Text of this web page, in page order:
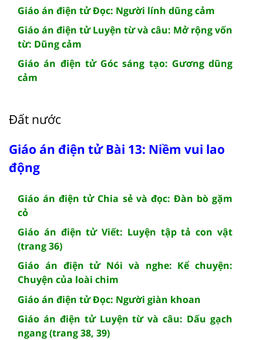
Giáo án điện tử Đọc: Người lính dũng cảm
Giáo án điện tử Luyện từ và câu: Mở rộng vốn
từ: Dũng cảm
Giáo án điện tử Góc sáng tạo: Gương dũng
cảm
Đất nước
Giáo án điện tử Bài 13: Niềm vui lao
động
Giáo án điện tử Chia sẻ và đọc: Đàn bò gặm
cỏ
Giáo án điện tử Viết: Luyện tập tả con vật
(trang 36)
Giáo án điện tử Nói và nghe: Kể chuyện:
Chuyện của loài chim
Giáo án điện tử Đọc: Người giàn khoan
Giáo án điện tử Luyện từ và câu: Dấu gạch
ngang (trang 38, 39)